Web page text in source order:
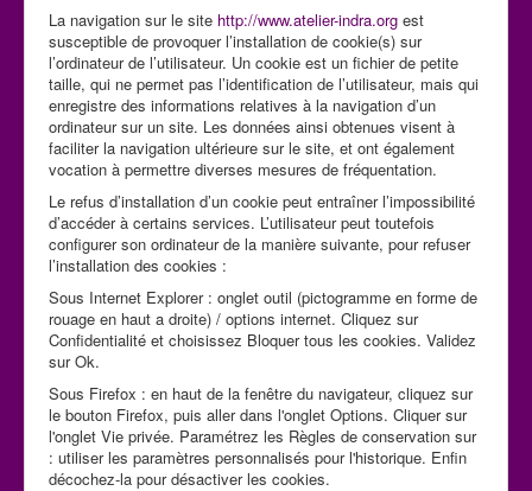
La navigation sur le site http://www.atelier-indra.org est
susceptible de provoquer l’installation de cookie(s) sur
l’ordinateur de l’utilisateur. Un cookie est un fichier de petite
taille, qui ne permet pas l’identification de l’utilisateur, mais qui
enregistre des informations relatives à la navigation d’un
ordinateur sur un site. Les données ainsi obtenues visent à
faciliter la navigation ultérieure sur le site, et ont également
vocation à permettre diverses mesures de fréquentation.
Le refus d’installation d’un cookie peut entraîner l’impossibilité
d’accéder à certains services. L’utilisateur peut toutefois
configurer son ordinateur de la manière suivante, pour refuser
l’installation des cookies :
Sous Internet Explorer : onglet outil (pictogramme en forme de
rouage en haut a droite) / options internet. Cliquez sur
Confidentialité et choisissez Bloquer tous les cookies. Validez
sur Ok.
Sous Firefox : en haut de la fenêtre du navigateur, cliquez sur
le bouton Firefox, puis aller dans l'onglet Options. Cliquer sur
l'onglet Vie privée. Paramétrez les Règles de conservation sur
: utiliser les paramètres personnalisés pour l'historique. Enfin
décochez-la pour désactiver les cookies.